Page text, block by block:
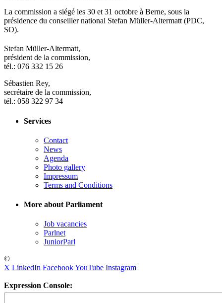
La commission a siégé les 30 et 31 octobre à Berne, sous la
présidence du conseiller national Stefan Müller-Altermatt (PDC,
SO).
​Stefan Müller-Altermatt,
président de la commission,
tél.: 076 332 15 26
Sébastien Rey,
secrétaire de la commission,
tél.: 058 322 97 34
Services
Contact
News
Agenda
Photo gallery
Impressum
Terms and Conditions
More about Parliament
Job vacancies
Parlnet
JuniorParl
©
X LinkedIn FacebookYouTube Instagram
Expression Console: